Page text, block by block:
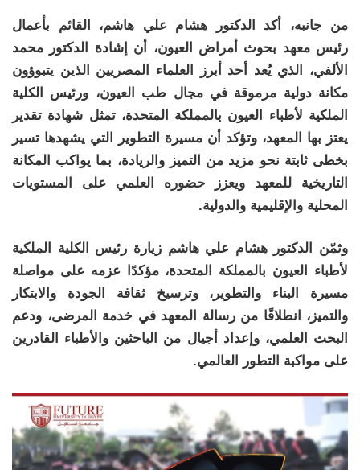
من جانبه، أكد الدكتور هشام علي هاشم، القائم بأعمال
رئيس معهد بحوث أمراض العيون، أن إشادة الدكتور محمد
الألفي، الذي يُعد أحد أبرز العلماء المصريين الذين يتبوؤون
مكانة دولية مرموقة في مجال طب العيون، ورئيس الكلية
الملكية لأطباء العيون بالمملكة المتحدة، تمثل شهادة تقدير
يعتز بها المعهد، وتؤكد أن مسيرة التطوير التي يشهدها تسير
بخطى ثابتة نحو مزيد من التميز والريادة، بما يواكب المكانة
التاريخية للمعهد ويعزز حضوره العلمي على المستويات
المحلية والإقليمية والدولية.
وثمّن الدكتور هشام علي هاشم زيارة رئيس الكلية الملكية
لأطباء العيون بالمملكة المتحدة، مؤكدًا عزمه على مواصلة
مسيرة البناء والتطوير، وترسيخ ثقافة الجودة والابتكار
والتميز، انطلاقًا من رسالة المعهد في خدمة المرضى، ودعم
البحث العلمي، وإعداد أجيال من الباحثين والأطباء القادرين
على مواكبة التطور العالمي.